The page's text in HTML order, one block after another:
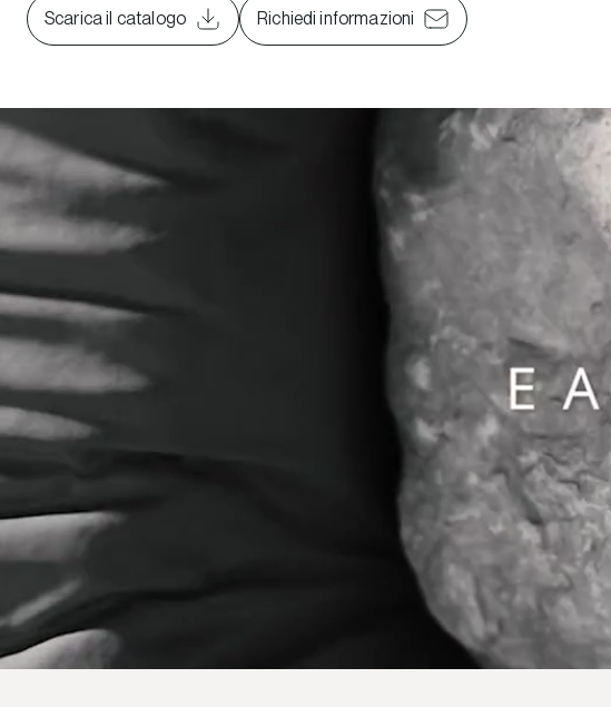
Scarica il catalogo Richiedi informazioni